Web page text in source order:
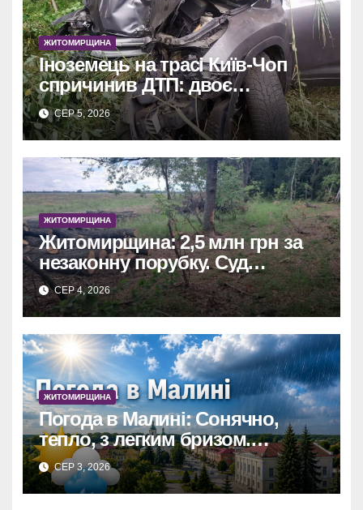
ЖИТОМИРЩИНА
Іноземець на трасі Київ-Чоп
спричинив ДТП: двоє
постраждалих у лікарні.
СЕР 5, 2026
ЖИТОМИРЩИНА
Житомирщина: 2,5 млн грн за
незаконну порубку. Суд
зобов’язав сільраду
відшкодувати збитки.
СЕР 4, 2026
ЖИТОМИРЩИНА
Погода в Малині: Сонячно,
тепло, з легким бризом.
Ідеальний день для ягідних
пригод!
СЕР 3, 2026